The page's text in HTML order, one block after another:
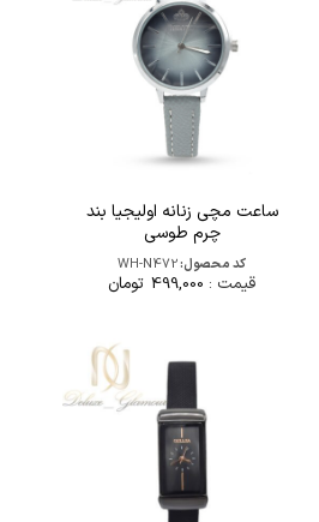
ساعت مچی زنانه اولیجیا بند
چرم طوسی
کد محصول:WH-N472
قیمت : 499,000 تومان